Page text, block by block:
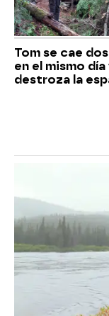
Tom se cae
en el mismo día
destroza la